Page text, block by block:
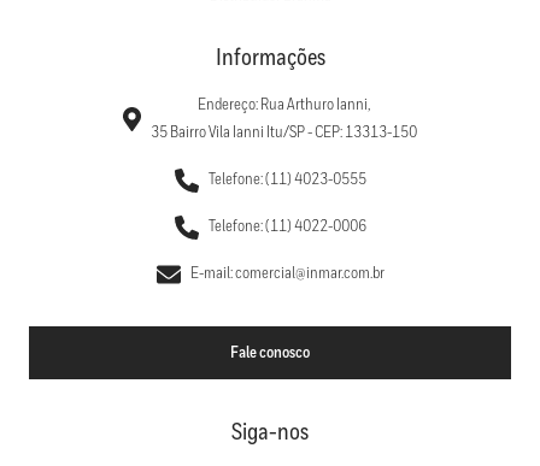
Informações
Endereço: Rua Arthuro Ianni,
35 Bairro Vila Ianni Itu/SP - CEP: 13313-150
Telefone: (11) 4023-0555
Telefone: (11) 4022-0006
E-mail: comercial@inmar.com.br
Fale conosco
Siga-nos